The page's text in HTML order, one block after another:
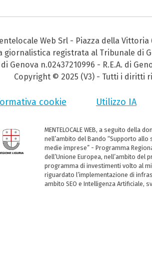
Web Srl - Piazza della
giornalistica registrata al Tribunale di
Genova n.02437210996 - R.E.A. di
Copyright © 2025 (V3) - Tutti i diritti
cookie Utilizzo IA
MENTELOCALE WEB, a seguito
nell’ambito del Bando “Supporto
medie imprese” - Programma
dell’Unione Europea, nell’ambito del
programma di investimenti volto al
riguardato l’implementazione di
ambito SEO e Intelligenza Artificiale,